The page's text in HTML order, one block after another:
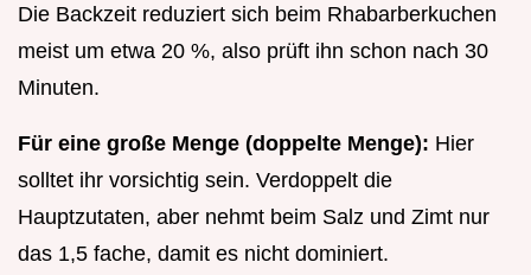
Die Backzeit reduziert sich beim Rhabarberkuchen
meist um etwa 20 %, also prüft ihn schon nach 30
Minuten.
Für eine große Menge (doppelte Menge): Hier
solltet ihr vorsichtig sein. Verdoppelt die
Hauptzutaten, aber nehmt beim Salz und Zimt nur
das 1,5 fache, damit es nicht dominiert.